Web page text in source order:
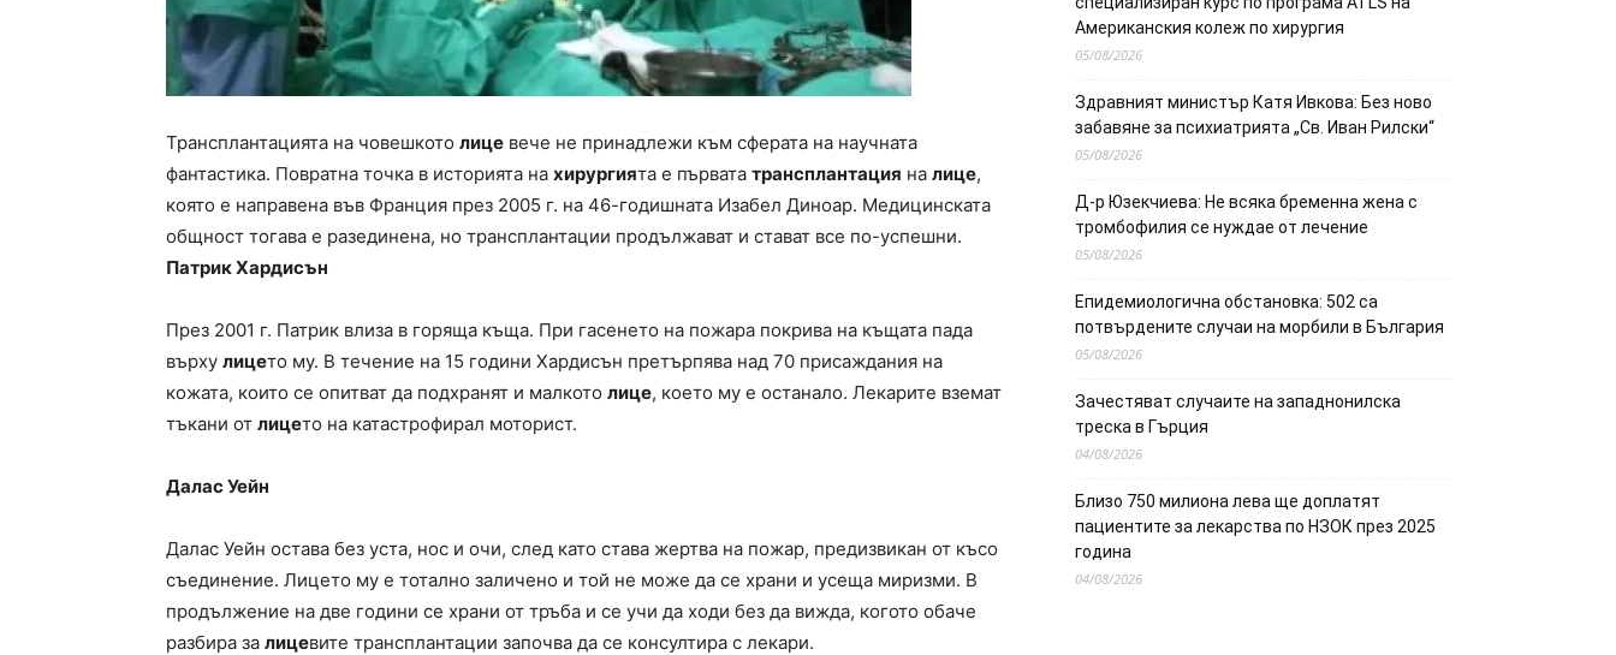
Трансплантацията на човешкото лице вече не принадлежи към сферата на научната
фантастика. Повратна точка в историята на хирургията е първата трансплантация на лице,
която е направена във Франция през 2005 г. на 46-годишната Изабел Диноар. Медицинската
общност тогава е разединена, но трансплантации продължават и стават все по-успешни.
Патрик Хардисън
През 2001 г. Патрик влиза в горяща къща. При гасенето на пожара покрива на къщата пада
върху лицето му. В течение на 15 години Хардисън претърпява над 70 присаждания на
кожата, които се опитват да подхранят и малкото лице, което му е останало. Лекарите вземат
тъкани от лицето на катастрофирал моторист.
Далас Уейн
Далас Уейн остава без уста, нос и очи, след като става жертва на пожар, предизвикан от късо
съединение. Лицето му е тотално заличено и той не може да се храни и усеща миризми. В
продължение на две години се храни от тръба и се учи да ходи без да вижда, когото обаче
разбира за лицевите трансплантации започва да се консултира с лекари.
Американския колеж по хирургия
05/08/2026
Здравният министър Катя Ивкова: Без ново
забавяне за психиатрията „Св. Иван Рилски“
05/08/2026
Д-р Юзекчиева: Не всяка бременна жена с
тромбофилия се нуждае от лечение
05/08/2026
Епидемиологична обстановка: 502 са
потвърдените случаи на морбили в България
05/08/2026
Зачестяват случаите на западнонилска
треска в Гърция
04/08/2026
Близо 750 милиона лева ще доплатят
пациентите за лекарства по НЗОК през 2025
година
04/08/2026